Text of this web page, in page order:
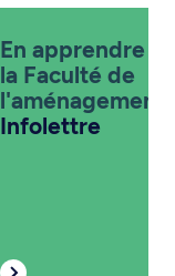
En apprendre
la Faculté de
l'aménagement
Infolettre